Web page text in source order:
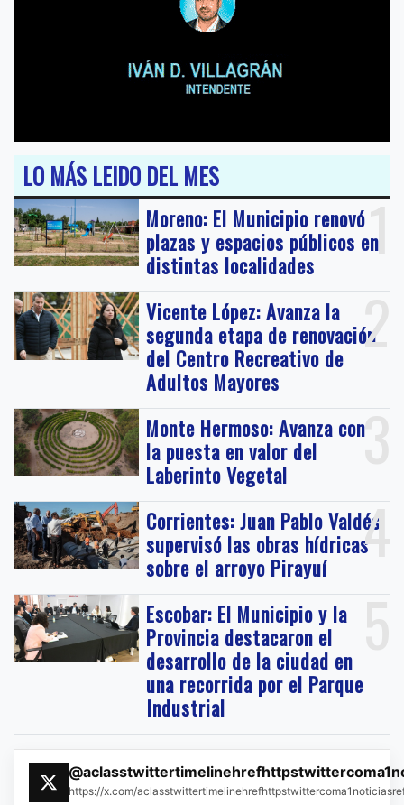
LO MÁS LEIDO DEL MES
1
Moreno: El Municipio renovó
plazas y espacios públicos en
distintas localidades
2
Vicente López: Avanza la
segunda etapa de renovación
del Centro Recreativo de
Adultos Mayores
3
Monte Hermoso: Avanza con
la puesta en valor del
Laberinto Vegetal
4
Corrientes: Juan Pablo Valdés
supervisó las obras hídricas
sobre el arroyo Pirayuí
5
Escobar: El Municipio y la
Provincia destacaron el
desarrollo de la ciudad en
una recorrida por el Parque
Industrial
https://x.com/